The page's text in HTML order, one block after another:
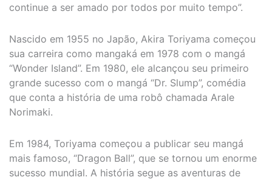
continue a ser amado por todos por muito tempo”.
Nascido em 1955 no Japão, Akira Toriyama começou
sua carreira como mangaká em 1978 com o mangá
“Wonder Island”. Em 1980, ele alcançou seu primeiro
grande sucesso com o mangá “Dr. Slump”, comédia
que conta a história de uma robô chamada Arale
Norimaki.
Em 1984, Toriyama começou a publicar seu mangá
mais famoso, “Dragon Ball”, que se tornou um enorme
sucesso mundial. A história segue as aventuras de